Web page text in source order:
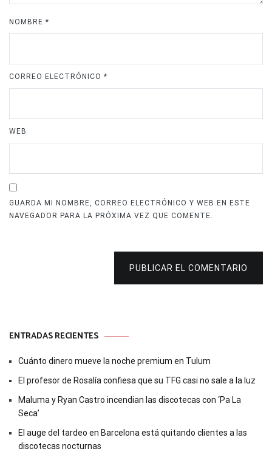
NOMBRE *
CORREO ELECTRÓNICO *
WEB
GUARDA MI NOMBRE, CORREO ELECTRÓNICO Y WEB EN ESTE
NAVEGADOR PARA LA PRÓXIMA VEZ QUE COMENTE.
PUBLICAR EL COMENTARIO
ENTRADAS RECIENTES
Cuánto dinero mueve la noche premium en Tulum
El profesor de Rosalía confiesa que su TFG casi no sale a la luz
Maluma y Ryan Castro incendian las discotecas con ‘Pa La
Seca’
El auge del tardeo en Barcelona está quitando clientes a las
discotecas nocturnas